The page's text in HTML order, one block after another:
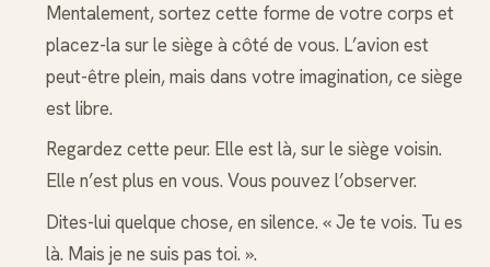
Mentalement, sortez cette forme de votre corps et
placez-la sur le siège à côté de vous. L’avion est
peut-être plein, mais dans votre imagination, ce siège
est libre.
Regardez cette peur. Elle est là, sur le siège voisin.
Elle n’est plus en vous. Vous pouvez l’observer.
Dites-lui quelque chose, en silence. « Je te vois. Tu es
là. Mais je ne suis pas toi. ».